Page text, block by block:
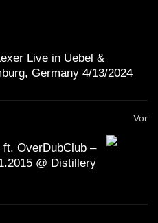
Live in Uebel &
Germany 4/13/2024
Vor
OverDubClub –
@ Distillery